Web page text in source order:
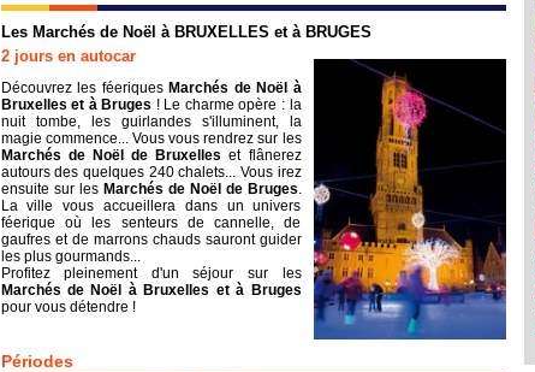
Les Marchés de Noël à BRUXELLES et à BRUGES
2 jours en autocar
Découvrez les féeriques Marchés de Noël à
Bruxelles et à Bruges ! Le charme opère : la
nuit tombe, les guirlandes s'illuminent, la
magie commence... Vous vous rendrez sur les
Marchés de Noël de Bruxelles et flânerez
autours des quelques 240 chalets... Vous irez
ensuite sur les Marchés de Noël de Bruges.
La ville vous accueillera dans un univers
féerique où les senteurs de cannelle, de
gaufres et de marrons chauds sauront guider
les plus gourmands...
Profitez pleinement d'un séjour sur les
Marchés de Noël à Bruxelles et à Bruges
pour vous détendre !
Périodes